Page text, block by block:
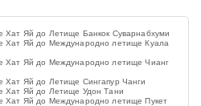
Яй до Летище Банкок Суварнабхуми
Хат Яй до Международно летище Куала
Хат Яй до Международно летище Чианг
Яй до Летище Сингапур Чанги
Хат Яй до Летище Удон Тани
Хат Яй до Международно летище Пукет